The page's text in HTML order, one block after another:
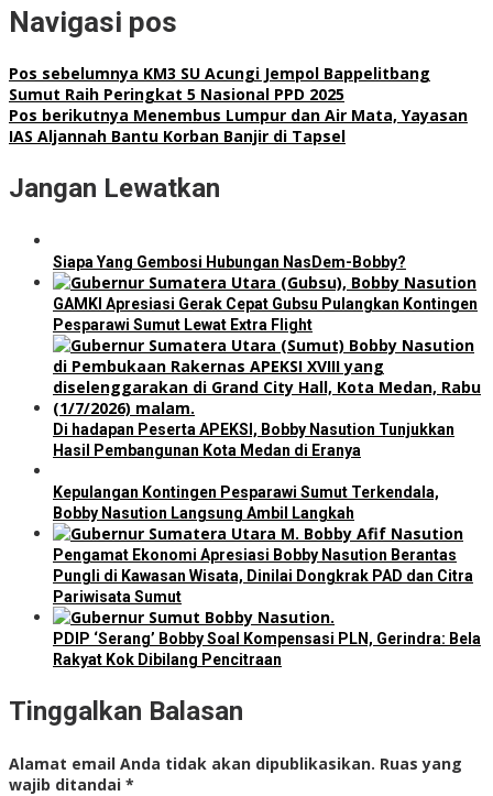
Navigasi pos
Pos sebelumnya KM3 SU Acungi Jempol Bappelitbang
Sumut Raih Peringkat 5 Nasional PPD 2025
Pos berikutnya Menembus Lumpur dan Air Mata, Yayasan
IAS Aljannah Bantu Korban Banjir di Tapsel
Jangan Lewatkan
Siapa Yang Gembosi Hubungan NasDem-Bobby?
GAMKI Apresiasi Gerak Cepat Gubsu Pulangkan Kontingen
Pesparawi Sumut Lewat Extra Flight
Di hadapan Peserta APEKSI, Bobby Nasution Tunjukkan
Hasil Pembangunan Kota Medan di Eranya
Kepulangan Kontingen Pesparawi Sumut Terkendala,
Bobby Nasution Langsung Ambil Langkah
Pengamat Ekonomi Apresiasi Bobby Nasution Berantas
Pungli di Kawasan Wisata, Dinilai Dongkrak PAD dan Citra
Pariwisata Sumut
PDIP ‘Serang’ Bobby Soal Kompensasi PLN, Gerindra: Bela
Rakyat Kok Dibilang Pencitraan
Tinggalkan Balasan
Alamat email Anda tidak akan dipublikasikan. Ruas yang
wajib ditandai *